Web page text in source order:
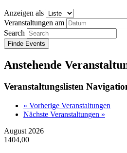
Anzeigen als
Veranstaltungen am
Search
Anstehende
Veranstaltungslisten
« Vorherige Veranstaltungen
Nächste Veranstaltungen »
August 2026
1404,00